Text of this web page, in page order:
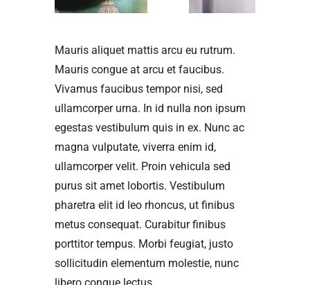
Mauris aliquet mattis arcu eu rutrum.
Mauris congue at arcu et faucibus.
Vivamus faucibus tempor nisi, sed
ullamcorper urna. In id nulla non ipsum
egestas vestibulum quis in ex. Nunc ac
magna vulputate, viverra enim id,
ullamcorper velit. Proin vehicula sed
purus sit amet lobortis. Vestibulum
pharetra elit id leo rhoncus, ut finibus
metus consequat. Curabitur finibus
porttitor tempus. Morbi feugiat, justo
sollicitudin elementum molestie, nunc